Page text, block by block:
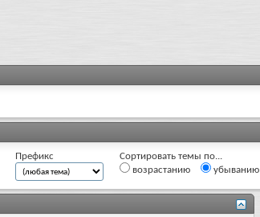
Префикс
Сортировать темы по...
возрастанию
убыванию